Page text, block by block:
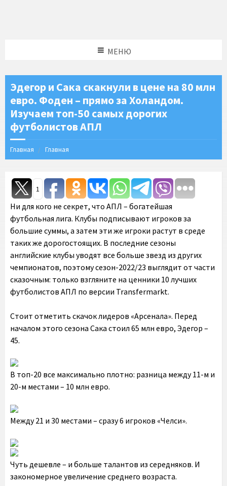
МЕНЮ
Эдегор и Сака скакнули в цене на 80 млн
евро. Фоден – прямо за Холандом.
Изучаем топ-50 самых дорогих
футболистов АПЛ
Главная Главная
1
Ни для кого не секрет, что АПЛ – богатейшая
футбольная лига. Клубы подписывают игроков за
большие суммы, а затем эти же игроки растут в среде
таких же дорогостоящих. В последние сезоны
английские клубы уводят все больше звезд из других
чемпионатов, поэтому сезон-2022/23 выглядит от части
сказочным: только взгляните на ценники 10 лучших
футболистов АПЛ по версии Transfermarkt.
Стоит отметить скачок лидеров «Арсенала». Перед
началом этого сезона Сака стоил 65 млн евро, Эдегор –
45.
В топ-20 все максимально плотно: разница между 11-м и
20-м местами – 10 млн евро.
Между 21 и 30 местами – сразу 6 игроков «Челси».
Чуть дешевле – и больше талантов из середняков. И
закономерное увеличение среднего возраста.